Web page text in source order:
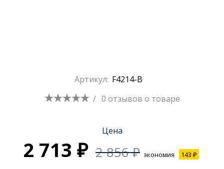
Артикул: F4214-B
/ 0 отзывов о товаре
Цена
2 713 ₽ 2 856 ₽ экономия 143 ₽